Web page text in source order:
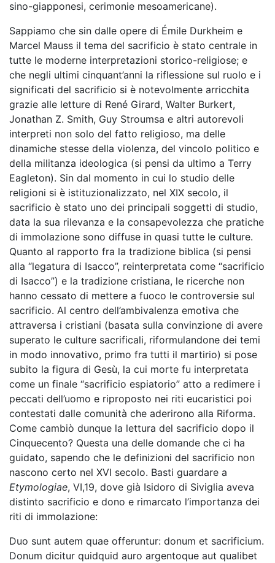
sino-giapponesi, cerimonie mesoamericane).
Sappiamo che sin dalle opere di Émile Durkheim e
Marcel Mauss il tema del sacrificio è stato centrale in
tutte le moderne interpretazioni storico-religiose; e
che negli ultimi cinquant’anni la riflessione sul ruolo e i
significati del sacrificio si è notevolmente arricchita
grazie alle letture di René Girard, Walter Burkert,
Jonathan Z. Smith, Guy Stroumsa e altri autorevoli
interpreti non solo del fatto religioso, ma delle
dinamiche stesse della violenza, del vincolo politico e
della militanza ideologica (si pensi da ultimo a Terry
Eagleton). Sin dal momento in cui lo studio delle
religioni si è istituzionalizzato, nel XIX secolo, il
sacrificio è stato uno dei principali soggetti di studio,
data la sua rilevanza e la consapevolezza che pratiche
di immolazione sono diffuse in quasi tutte le culture.
Quanto al rapporto fra la tradizione biblica (si pensi
alla “legatura di Isacco”, reinterpretata come “sacrificio
di Isacco”) e la tradizione cristiana, le ricerche non
hanno cessato di mettere a fuoco le controversie sul
sacrificio. Al centro dell’ambivalenza emotiva che
attraversa i cristiani (basata sulla convinzione di avere
superato le culture sacrificali, riformulandone dei temi
in modo innovativo, primo fra tutti il martirio) si pose
subito la figura di Gesù, la cui morte fu interpretata
come un finale “sacrificio espiatorio” atto a redimere i
peccati dell’uomo e riproposto nei riti eucaristici poi
contestati dalle comunità che aderirono alla Riforma.
Come cambiò dunque la lettura del sacrificio dopo il
Cinquecento? Questa una delle domande che ci ha
guidato, sapendo che le definizioni del sacrificio non
nascono certo nel XVI secolo. Basti guardare a
Etymologiae, VI,19, dove già Isidoro di Siviglia aveva
distinto sacrificio e dono e rimarcato l’importanza dei
riti di immolazione:
Duo sunt autem quae offeruntur: donum et sacrificium.
Donum dicitur quidquid auro argentoque aut qualibet